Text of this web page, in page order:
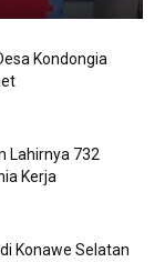
Kondongia
Lahirnya 732
Kerja
Konawe Selatan